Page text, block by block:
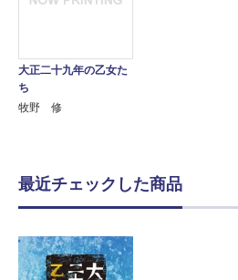
大正二十九年の乙女た
ち
牧野 修
最近チェックした商品